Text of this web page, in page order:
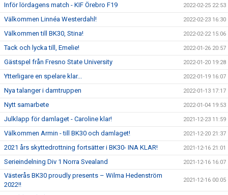
Inför lördagens match - KIF Örebro F19 2022-02-25 22:53
Välkommen Linnéa Westerdahl! 2022-02-23 16:30
Välkommen till BK30, Stina! 2022-02-22 15:06
Tack och lycka till, Emelie! 2022-01-26 20:57
Gästspel från Fresno State University 2022-01-20 19:28
Ytterligare en spelare klar... 2022-01-19 16:07
Nya talanger i damtruppen 2022-01-13 17:17
Nytt samarbete 2022-01-04 19:53
Julklapp för damlaget - Caroline klar! 2021-12-23 11:59
Välkommen Armin - till BK30 och damlaget! 2021-12-20 21:37
2021 års skyttedrottning fortsätter i BK30- INA KLAR! 2021-12-16 21:01
Serieindelning Div 1 Norra Svealand 2021-12-16 16:07
Västerås BK30 proudly presents – Wilma Hedenström
2022!!
2021-12-16 00:05